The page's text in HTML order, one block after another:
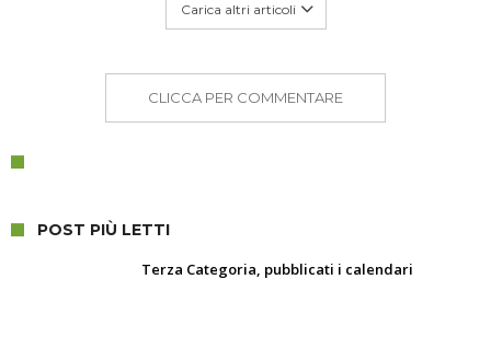
Carica altri articoli
CLICCA PER COMMENTARE
POST PIÙ LETTI
Terza Categoria, pubblicati i calendari